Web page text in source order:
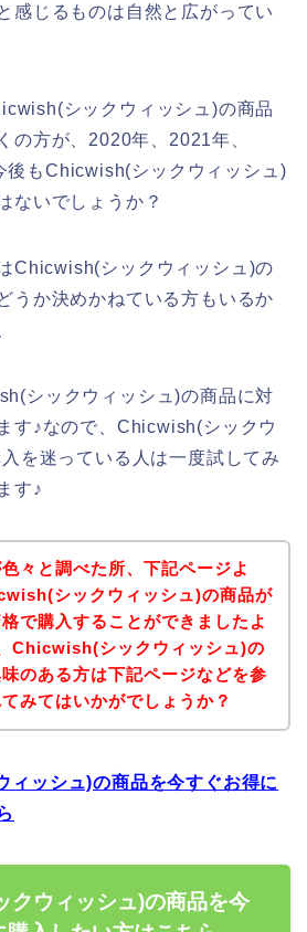
感じるものは自然と広がってい
シックウィッシュ)の商品
の方が、2020年、2021年、
後もChicwish(シックウィッシュ)
ないでしょうか？
Chicwish(シックウィッシュ)の
うか決めかねている方もいるか
シックウィッシュ)の商品に対
す♪なので、Chicwish(シックウ
を迷っている人は一度試してみ
す♪
々と調べた所、下記ページよ
シックウィッシュ)の商品が
で購入することができましたよ
Chicwish(シックウィッシュ)の
のある方は下記ページなどを参
みてはいかがでしょうか？
ッシュ)の商品を今すぐお得に
ウィッシュ)の商品を今